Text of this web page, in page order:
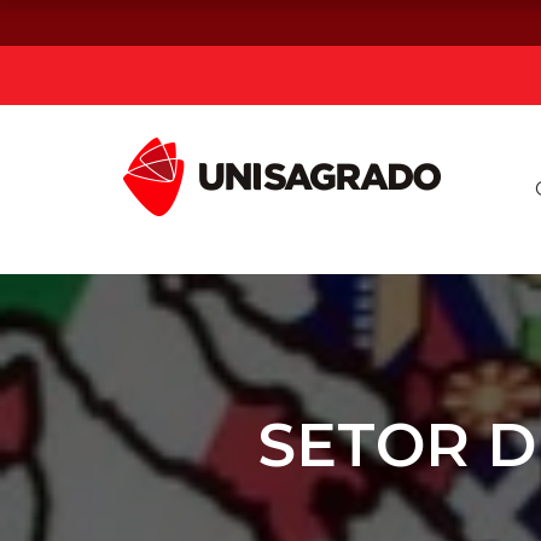
Graduação
Pós-graduação e MBA
Curta Duração
Vestibular
SETOR